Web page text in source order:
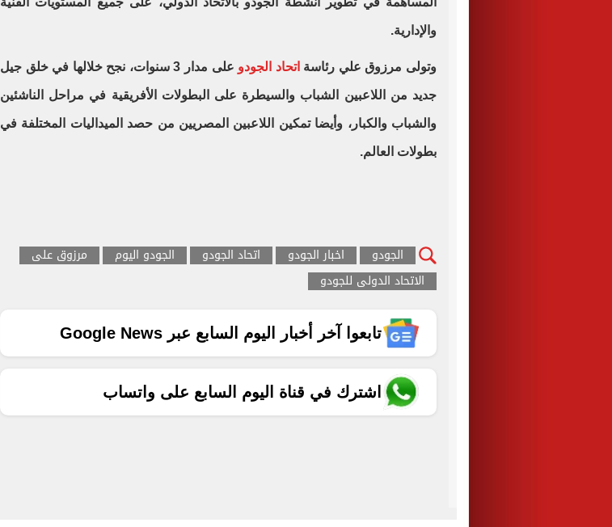
والإدارية.
وتولى مرزوق علي رئاسة اتحاد الجودو على مدار 3 سنوات، نجح خلالها في خلق جيل
جديد من اللاعبين الشباب والسيطرة على البطولات الأفريقية في مراحل الناشئين
والشباب والكبار، وأيضا تمكين اللاعبين المصريين من حصد الميداليات المختلفة في
بطولات العالم.
الجودو اخبار الجودو اتحاد الجودو الجودو اليوم
مرزوق على
الاتحاد الدولى للجودو
تابعوا آخر أخبار اليوم السابع عبر Google News
اشترك في قناة اليوم السابع على واتساب